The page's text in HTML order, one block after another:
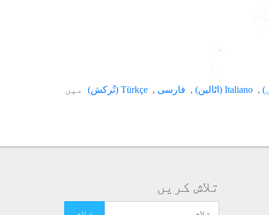
)
Italiano
(اٹالین) فارسی Türkçe
(تُرکش)
میں
تلاش کریں